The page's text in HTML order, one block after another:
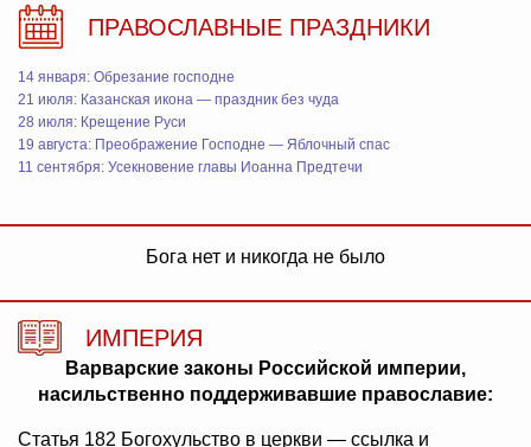
ПРАВОСЛАВНЫЕ ПРАЗДНИКИ
14 января: Обрезание господне
21 июля: Казанская икона — праздник без чуда
28 июля: Крещение Руси
19 августа: Преображение Господне — Яблочный спас
11 сентября: Усекновение главы Иоанна Предтечи
Бога нет и никогда не было
ИМПЕРИЯ
Варварские законы Российской империи,
насильственно поддерживавшие православие:
Статья 182 Богохульство в церкви — ссылка и